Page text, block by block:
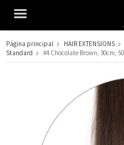
El producto ha
Página principal HAIR EXTENSIONS
Standard
#4 Chocolate Brown, 30cm,